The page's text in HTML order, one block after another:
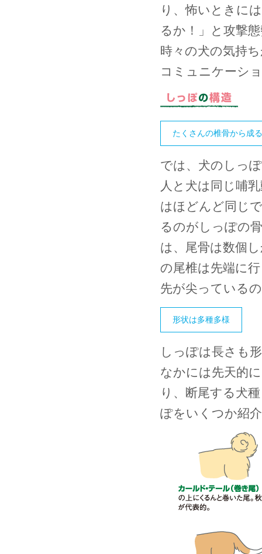
り、怖いときに
るか！」と攻撃
時々の犬の気持
コミュニケーシ
たくさんの椎骨から成る
では、犬のしっ
人と犬は同じ哺
はほどんど同じ
るのがしっぽの
は、尾骨は数個
の尾椎は先端に
先が尖っている
形状は多種多様
しっぽは長さも
なかには先天的
り、断尾する犬
ぽをいくつか紹